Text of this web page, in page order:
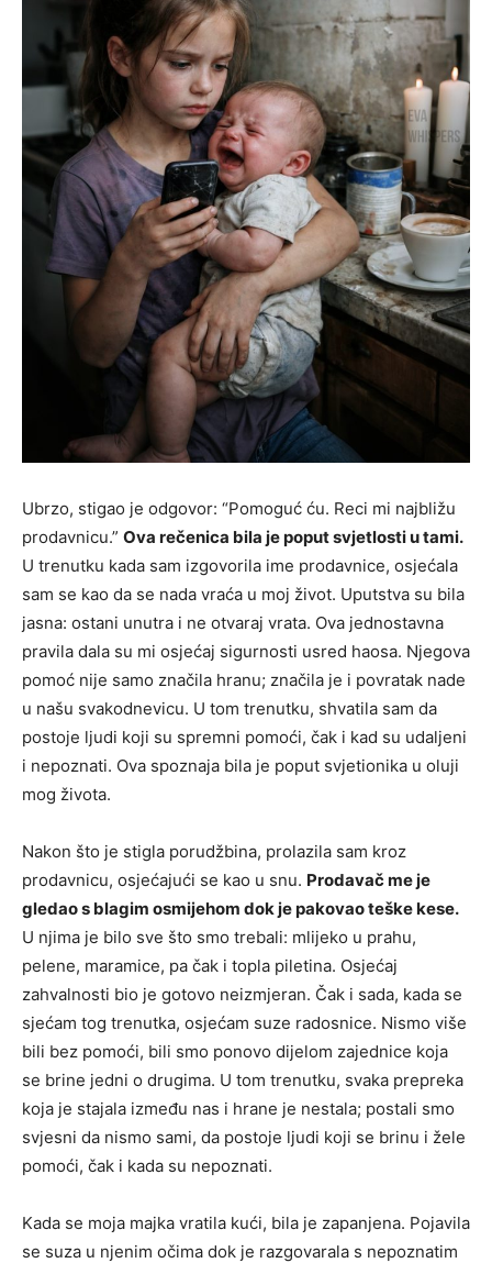
Ubrzo, stigao je odgovor: “Pomoguć ću. Reci mi najbližu
prodavnicu.” Ova rečenica bila je poput svjetlosti u tami.
U trenutku kada sam izgovorila ime prodavnice, osjećala
sam se kao da se nada vraća u moj život. Uputstva su bila
jasna: ostani unutra i ne otvaraj vrata. Ova jednostavna
pravila dala su mi osjećaj sigurnosti usred haosa. Njegova
pomoć nije samo značila hranu; značila je i povratak nade
u našu svakodnevicu. U tom trenutku, shvatila sam da
postoje ljudi koji su spremni pomoći, čak i kad su udaljeni
i nepoznati. Ova spoznaja bila je poput svjetionika u oluji
mog života.
Nakon što je stigla porudžbina, prolazila sam kroz
prodavnicu, osjećajući se kao u snu. Prodavač me je
gledao s blagim osmijehom dok je pakovao teške kese.
U njima je bilo sve što smo trebali: mlijeko u prahu,
pelene, maramice, pa čak i topla piletina. Osjećaj
zahvalnosti bio je gotovo neizmjeran. Čak i sada, kada se
sjećam tog trenutka, osjećam suze radosnice. Nismo više
bili bez pomoći, bili smo ponovo dijelom zajednice koja
se brine jedni o drugima. U tom trenutku, svaka prepreka
koja je stajala između nas i hrane je nestala; postali smo
svjesni da nismo sami, da postoje ljudi koji se brinu i žele
pomoći, čak i kada su nepoznati.
Kada se moja majka vratila kući, bila je zapanjena. Pojavila
se suza u njenim očima dok je razgovarala s nepoznatim